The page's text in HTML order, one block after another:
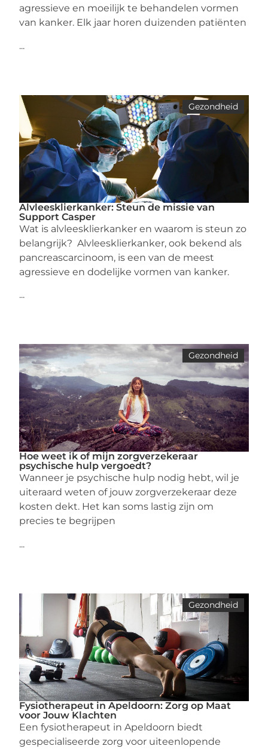
agressieve en moeilijk te behandelen vormen
van kanker. Elk jaar horen duizenden patiënten
...
Gezondheid
Alvleesklierkanker: Steun de missie van
Support Casper
Wat is alvleesklierkanker en waarom is steun zo
belangrijk? Alvleesklierkanker, ook bekend als
pancreascarcinoom, is een van de meest
agressieve en dodelijke vormen van kanker.
...
Gezondheid
Hoe weet ik of mijn zorgverzekeraar
psychische hulp vergoedt?
Wanneer je psychische hulp nodig hebt, wil je
uiteraard weten of jouw zorgverzekeraar deze
kosten dekt. Het kan soms lastig zijn om
precies te begrijpen
...
Gezondheid
Fysiotherapeut in Apeldoorn: Zorg op Maat
voor Jouw Klachten
Een fysiotherapeut in Apeldoorn biedt
gespecialiseerde zorg voor uiteenlopende